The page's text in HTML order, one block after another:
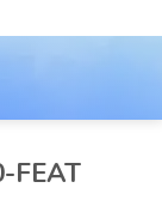
FEAT